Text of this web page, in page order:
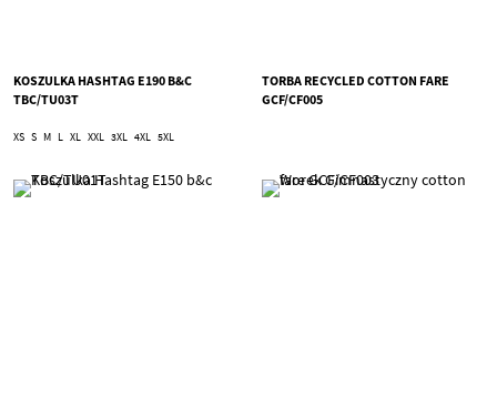
KOSZULKA HASHTAG E190 B&C
TBC/TU03T
XS S M L XL XXL 3XL 4XL 5XL
TORBA RECYCLED COTTON FARE
GCF/CF005